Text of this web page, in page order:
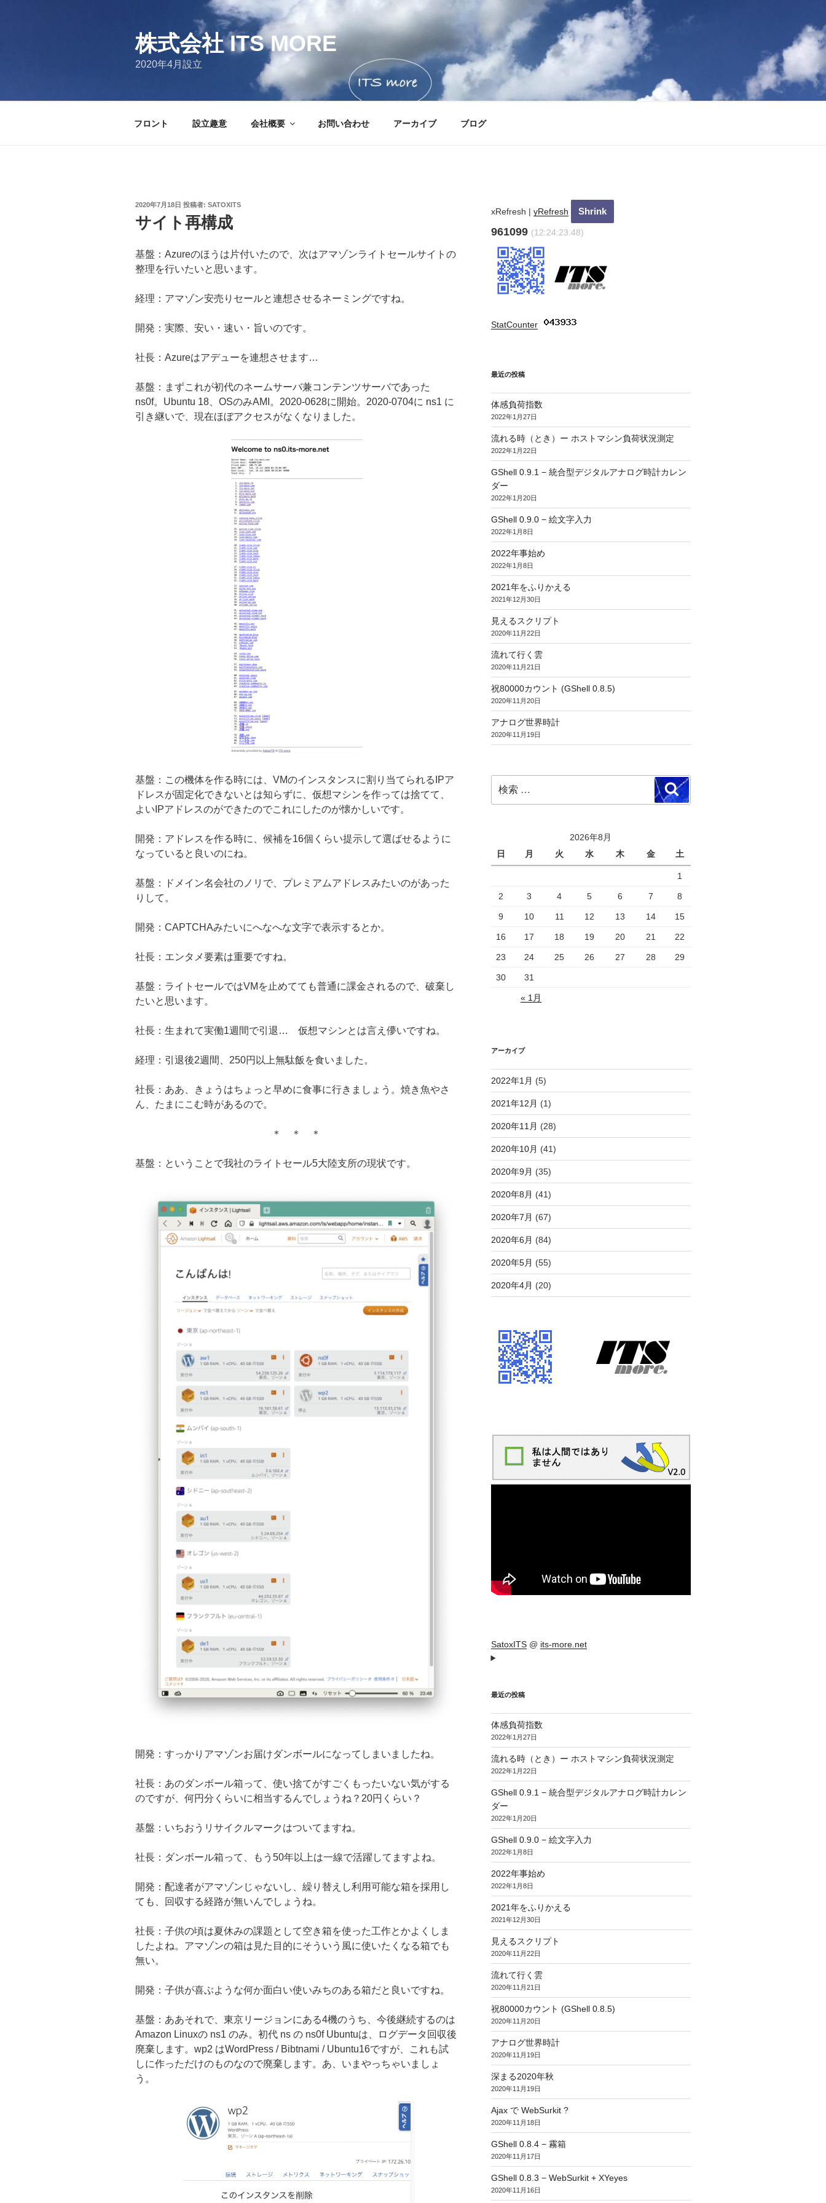
株式会社 ITS MORE
2020年4月設立
フロント 設立趣意 会社概要 お問い合わせ アーカイブ ブログ
投
日:
2020年7月18日 投稿者: SATOXITS
サイト再構成
基盤：Azureのほうは片付いたので、次はアマゾンライトセールサイトの
整理を行いたいと思います。
経理：アマゾン安売りセールと連想させるネーミングですね。
開発：実際、安い・速い・旨いのです。
社長：Azureはアデューを連想させます…
基盤：まずこれが初代のネームサーバ兼コンテンツサーバであった
ns0f。Ubuntu 18、OSのみAMI。2020-0628に開始。2020-0704に ns1 に
引き継いで、現在ほぼアクセスがなくなりました。
基盤：この機体を作る時には、VMのインスタンスに割り当てられるIPア
ドレスが固定化できないとは知らずに、仮想マシンを作っては捨てて、
よいIPアドレスのができたのでこれにしたのが懐かしいです。
開発：アドレスを作る時に、候補を16個くらい提示して選ばせるように
なっていると良いのにね。
基盤：ドメイン名会社のノリで、プレミアムアドレスみたいのがあった
りして。
開発：CAPTCHAみたいにへなへな文字で表示するとか。
社長：エンタメ要素は重要ですね。
基盤：ライトセールではVMを止めてても普通に課金されるので、破棄し
たいと思います。
社長：生まれて実働1週間で引退… 仮想マシンとは言え儚いですね。
経理：引退後2週間、250円以上無駄飯を食いました。
社長：ああ、きょうはちょっと早めに食事に行きましょう。焼き魚やさ
ん、たまにこむ時があるので。
＊ ＊ ＊
基盤：ということで我社のライトセール5大陸支所の現状です。
開発：すっかりアマゾンお届けダンボールになってしまいましたね。
社長：あのダンボール箱って、使い捨てがすごくもったいない気がする
のですが、何円分くらいに相当するんでしょうね？20円くらい？
基盤：いちおうリサイクルマークはついてますね。
社長：ダンボール箱って、もう50年以上は一線で活躍してますよね。
開発：配達者がアマゾンじゃないし、繰り替えし利用可能な箱を採用し
ても、回収する経路が無いんでしょうね。
社長：子供の頃は夏休みの課題として空き箱を使った工作とかよくしま
したよね。アマゾンの箱は見た目的にそういう風に使いたくなる箱でも
無い。
開発：子供が喜ぶような何か面白い使いみちのある箱だと良いですね。
基盤：ああそれで、東京リージョンにある4機のうち、今後継続するのは
Amazon Linuxの ns1 のみ。初代 ns の ns0f Ubuntuは、ログデータ回収後
廃棄します。wp2 はWordPress / Bibtnami / Ubuntu16ですが、これも試
しに作っただけのものなので廃棄します。あ、いまやっちゃいましょ
う。
xRefresh | yRefresh
961099 (12:24:24.68)
StatCounter:
最近の投稿
体感負荷指数
2022年1月27日
流れる時（とき）ー ホストマシン負荷状況測定
2022年1月22日
GShell 0.9.1 − 統合型デジタルアナログ時計カレン
ダー
2022年1月20日
GShell 0.9.0 − 絵文字入力
2022年1月8日
2022年事始め
2022年1月8日
2021年をふりかえる
2021年12月30日
見えるスクリプト
2020年11月22日
流れて行く雲
2020年11月21日
祝80000カウント (GShell 0.8.5)
2020年11月20日
アナログ世界時計
2020年11月19日
索:
検
索
2026年8月
日
月 火 水 木 金 土
1
2 3 4 5 6 7 8
9 10 11 12 13 14 15
16 17 18 19 20 21 22
23 24 25 26 27 28 29
30 31
« 1月
アーカイブ
2022年1月 (5)
2021年12月 (1)
2020年11月 (28)
2020年10月 (41)
2020年9月 (35)
2020年8月 (41)
2020年7月 (67)
2020年6月 (84)
2020年5月 (55)
2020年4月 (20)
SatoxITS@ its-more.net
最近の投稿
体感負荷指数
2022年1月27日
流れる時（とき）ー ホストマシン負荷状況測定
2022年1月22日
GShell 0.9.1 − 統合型デジタルアナログ時計カレン
ダー
2022年1月20日
GShell 0.9.0 − 絵文字入力
2022年1月8日
2022年事始め
2022年1月8日
2021年をふりかえる
2021年12月30日
見えるスクリプト
2020年11月22日
流れて行く雲
2020年11月21日
祝80000カウント (GShell 0.8.5)
2020年11月20日
アナログ世界時計
2020年11月19日
深まる2020年秋
2020年11月19日
Ajax で WebSurkit ?
2020年11月18日
GShell 0.8.4 − 霧箱
2020年11月17日
GShell 0.8.3 − WebSurkit + XYeyes
2020年11月16日